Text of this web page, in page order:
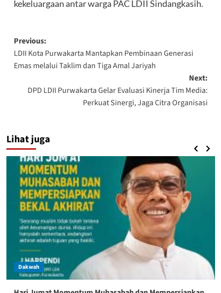
kekeluargaan antar warga PAC LDII Sindangkasih.
Post
navigation
Previous:
LDII Kota Purwakarta Mantapkan Pembinaan Generasi
Emas melalui Taklim dan Tiga Amal Jariyah
Next:
DPD LDII Purwakarta Gelar Evaluasi Kinerja Tim Media:
Perkuat Sinergi, Jaga Citra Organisasi
Lihat juga
Dakwah